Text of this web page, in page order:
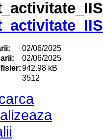
02/06/2025
02/06/2025
942.98 kB
3512